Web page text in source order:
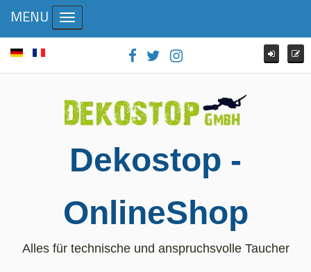
Dekostop -
OnlineShop
Alles für technische und anspruchsvolle Taucher
MENU Toggle navigation